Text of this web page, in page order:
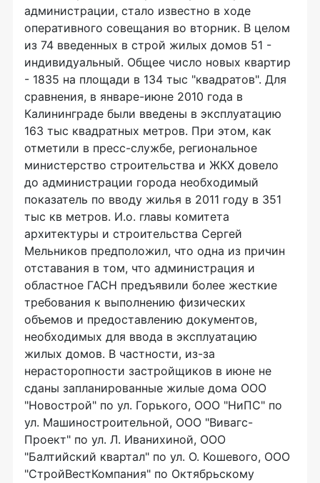
администрации, стало известно в ходе
оперативного совещания во вторник. В целом
из 74 введенных в строй жилых домов 51 -
индивидуальный. Общее число новых квартир
- 1835 на площади в 134 тыс "квадратов". Для
сравнения, в январе-июне 2010 года в
Калининграде были введены в эксплуатацию
163 тыс квадратных метров. При этом, как
отметили в пресс-службе, региональное
министерство строительства и ЖКХ довело
до администрации города необходимый
показатель по вводу жилья в 2011 году в 351
тыс кв метров. И.о. главы комитета
архитектуры и строительства Сергей
Мельников предположил, что одна из причин
отставания в том, что администрация и
областное ГАСН предъявили более жесткие
требования к выполнению физических
объемов и предоставлению документов,
необходимых для ввода в эксплуатацию
жилых домов. В частности, из-за
нерасторопности застройщиков в июне не
сданы запланированные жилые дома ООО
"Новострой" по ул. Горького, ООО "НиПС" по
ул. Машиностроительной, ООО "Вивагс-
Проект" по ул. Л. Иванихиной, ООО
"Балтийский квартал" по ул. О. Кошевого, ООО
"СтройВестКомпания" по Октябрьскому